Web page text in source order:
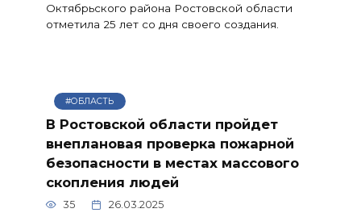
Октябрьского района Ростовской области
отметила 25 лет со дня своего создания.
#ОБЛАСТЬ
В Ростовской области пройдет
внеплановая проверка пожарной
безопасности в местах массового
скопления людей
35 26.03.2025